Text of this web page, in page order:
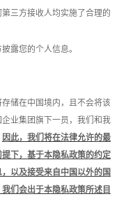
三方接收人均实施了合理的
露您的个人信息。
储在中国境内，且不会将该
业集团旗下一员，我们和我
因此，我们将在法律允许的最
下，基于本隐私政策的约定
以及接受来自中国以外的国
们会出于本隐私政策所述目